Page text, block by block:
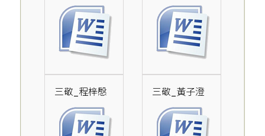
三敬_程梓慇 三敬_黃子澄